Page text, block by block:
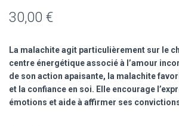
30,00 €
La malachite agit particulièrement sur le
centre énergétique associé à l’amour
de son action apaisante, la malachite
et la confiance en soi. Elle encourage
émotions et aide à affirmer ses